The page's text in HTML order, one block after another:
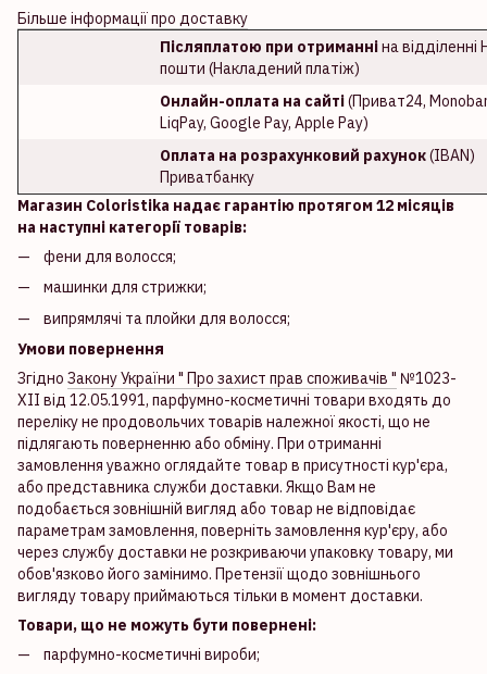
Більше інформації про доставку
Післяплатою при отриманніна відділенні
пошти (Накладений платіж)
Онлайн-оплата на сайті(Приват24,
LiqPay, Google Pay, Apple Pay)
Оплата на розрахунковий рахунок(IBAN)
Приватбанку
Магазин Coloristika надає гарантію протягом 12 місяців
на наступні категорії товарів:
фени для волосся;
машинки для стрижки;
випрямлячі та плойки для волосся;
Умови повернення
Згідно Закону України " Про захист прав споживачів " №1023-
XII від 12.05.1991, парфумно-косметичні товари входять до
переліку не продовольчих товарів належної якості, що не
підлягають поверненню або обміну. При отриманні
замовлення уважно оглядайте товар в присутності кур'єра,
або представника служби доставки. Якщо Вам не
подобається зовнішній вигляд або товар не відповідає
параметрам замовлення, поверніть замовлення кур'єру, або
через службу доставки не розкриваючи упаковку товару, ми
обов'язково його замінимо. Претензії щодо зовнішнього
вигляду товару приймаються тільки в момент доставки.
Товари, що не можуть бути повернені:
парфумно-косметичні вироби;